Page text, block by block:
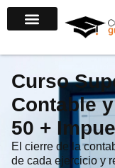
al
Curso
Contable
50 +
El cierre de la
de cada ejercicio y